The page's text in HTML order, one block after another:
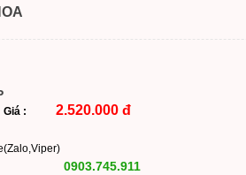
Giá : 2.520.000 đ
0903.745.911